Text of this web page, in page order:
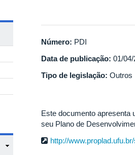
Número: PDI
Data de publicação: 01/
Tipo de legislação: Outros
Este documento apresenta
seu Plano de
http://